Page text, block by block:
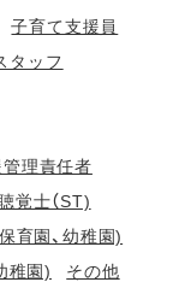
子育て支援員
タッフ
理責任者
覚士（ST)
育園、幼稚園)
稚園) その他